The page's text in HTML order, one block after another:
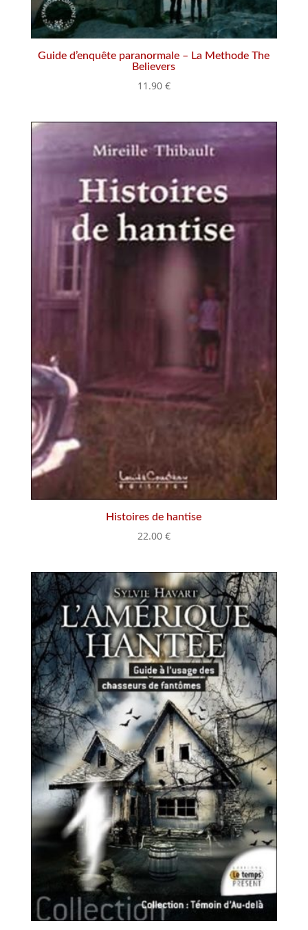
Guide d’enquête paranormale – La Methode The
Believers
11.90 €
Histoires de hantise
22.00 €